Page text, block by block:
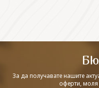
За да получавате нашите
оферти,